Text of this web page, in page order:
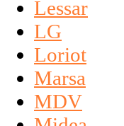
Lessar
LG
Loriot
Marsa
MDV